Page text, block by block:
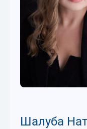
Шалуба